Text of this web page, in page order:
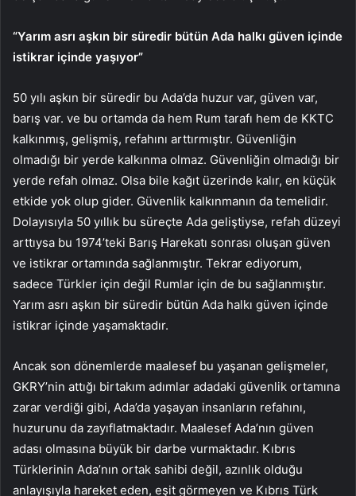
“Yarım asrı aşkın bir süredir bütün Ada halkı güven içinde
istikrar içinde yaşıyor”
50 yılı aşkın bir süredir bu Ada’da huzur var, güven var,
barış var. ve bu ortamda da hem Rum tarafı hem de KKTC
kalkınmış, gelişmiş, refahını arttırmıştır. Güvenliğin
olmadığı bir yerde kalkınma olmaz. Güvenliğin olmadığı bir
yerde refah olmaz. Olsa bile kağıt üzerinde kalır, en küçük
etkide yok olup gider. Güvenlik kalkınmanın da temelidir.
Dolayısıyla 50 yıllık bu süreçte Ada geliştiyse, refah düzeyi
arttıysa bu 1974’teki Barış Harekatı sonrası oluşan güven
ve istikrar ortamında sağlanmıştır. Tekrar ediyorum,
sadece Türkler için değil Rumlar için de bu sağlanmıştır.
Yarım asrı aşkın bir süredir bütün Ada halkı güven içinde
istikrar içinde yaşamaktadır.
Ancak son dönemlerde maalesef bu yaşanan gelişmeler,
GKRY’nin attığı birtakım adımlar adadaki güvenlik ortamına
zarar verdiği gibi, Ada’da yaşayan insanların refahını,
huzurunu da zayıflatmaktadır. Maalesef Ada’nın güven
adası olmasına büyük bir darbe vurmaktadır. Kıbrıs
Türklerinin Ada’nın ortak sahibi değil, azınlık olduğu
anlayışıyla hareket eden, eşit görmeyen ve Kıbrıs Türk